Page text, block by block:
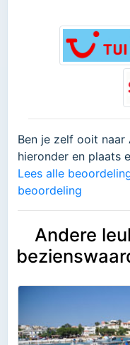
Ben je zelf ooit
hieronder en plaats
Lees alle
beoordeling
Andere